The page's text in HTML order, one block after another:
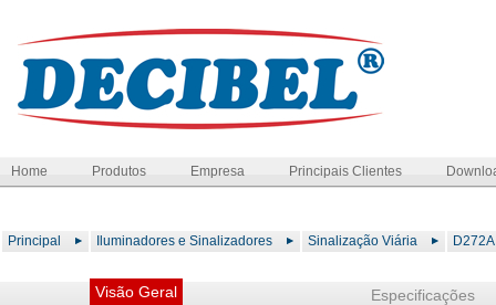
Home Produtos Empresa Principais Clientes
Principal Iluminadores e Sinalizadores Sinalização Viária
Visão Geral Especificações